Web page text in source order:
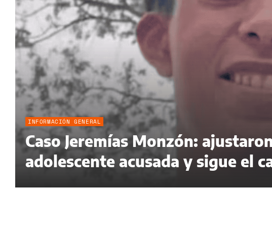
INFORMACIÓN GENERAL
Caso Jeremías Monzón:
adolescente acusada y sigue el